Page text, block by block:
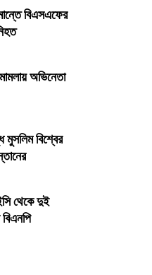
বিএসএফের
অভিনেতা
মুসলিম বিশ্বের
ইসি থেকে দুই